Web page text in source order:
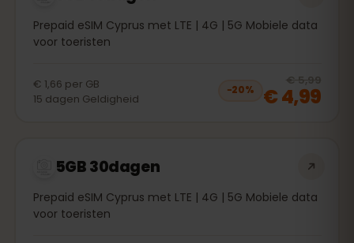
Prepaid eSIM Cyprus met LTE | 4G | 5G Mobiele data
voor toeristen
€ 1,66 per GB
15 dagen Geldigheid
−20%
€ 5,99
€ 4,99
5GB 30dagen
Prepaid eSIM Cyprus met LTE | 4G | 5G Mobiele data
voor toeristen